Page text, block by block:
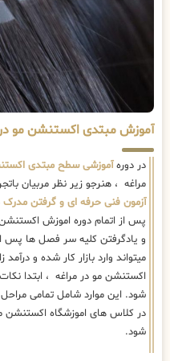
آموزش مبتدی اکستنشن مو
در دورهآموزشی سطح مبتدی
مراغه ، هنرجو زیر نظر مربیان
آزمون فنی حرفه ای و گرفتن مدرک
پس از اتمام دوره اموزش
و یادگرفتن کلیه سر فصل ها
میتواند وارد بازار کار شده و
اکستنشن مو در مراغه ، ابتدا
شود. این موارد شامل تمامی
در کلاس های اموزشگاه اکستنشن
شود.